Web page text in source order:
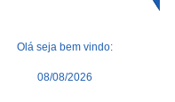
Olá seja bem vindo:
08/08/2026